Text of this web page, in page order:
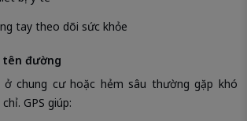
tay theo dõi sức khỏe
tên đường
ở chung cư hoặc hẻm sâu thường gặp khó
GPS giúp: